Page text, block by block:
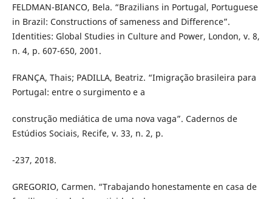
FELDMAN-BIANCO, Bela. “Brazilians in Portugal, Portuguese
in Brazil: Constructions of sameness and Difference”.
Identities: Global Studies in Culture and Power, London, v. 8,
n. 4, p. 607-650, 2001.
FRANÇA, Thais; PADILLA, Beatriz. “Imigração brasileira para
Portugal: entre o surgimento e a
construção mediática de uma nova vaga”. Cadernos de
Estúdios Sociais, Recife, v. 33, n. 2, p.
-237, 2018.
GREGORIO, Carmen. “Trabajando honestamente en casa de